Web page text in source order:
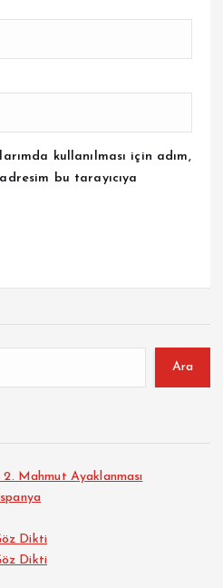
kullanılması için adım,
bu tarayıcıya
Ara
Mahmut Ayaklanması
Dikti
Dikti